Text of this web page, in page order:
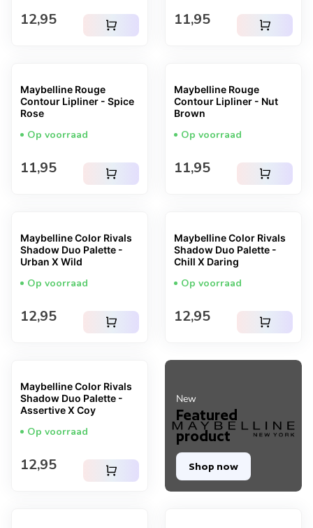
New
Featured
product
Shop now
Normale prijs
12,95 shopping_cart Normale prijs
11,95 shopping_cart
Maybelline Rouge
Contour Lipliner - Spice
Rose
Op voorraad
Normale prijs
11,95 shopping_cart
Maybelline Rouge
Contour Lipliner - Nut
Brown
Op voorraad
Normale prijs
11,95 shopping_cart
Maybelline Color Rivals
Shadow Duo Palette -
Urban X Wild
Op voorraad
Normale prijs
12,95 shopping_cart
Maybelline Color Rivals
Shadow Duo Palette -
Chill X Daring
Op voorraad
Normale prijs
12,95 shopping_cart
Maybelline Color Rivals
Shadow Duo Palette -
Assertive X Coy
Op voorraad
Normale prijs
12,95 shopping_cart